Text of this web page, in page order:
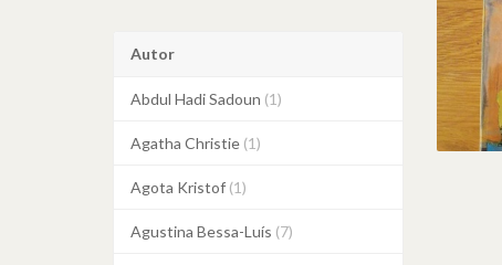
Autor
Abdul Hadi Sadoun (1)
Agatha Christie (1)
Agota Kristof (1)
Agustina Bessa-Luís (7)